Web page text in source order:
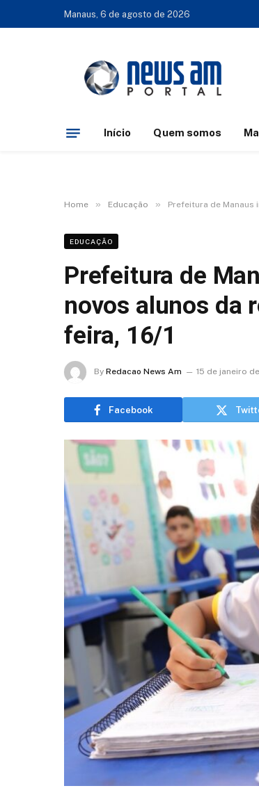
Manaus, 6 de agosto de 2026
Início Quem somos
Home » Educação » Prefeitura de Manaus
EDUCAÇÃO
Prefeitura de
novos alunos da
feira, 16/1
By Redacao News Am 15 de janeiro
Facebook